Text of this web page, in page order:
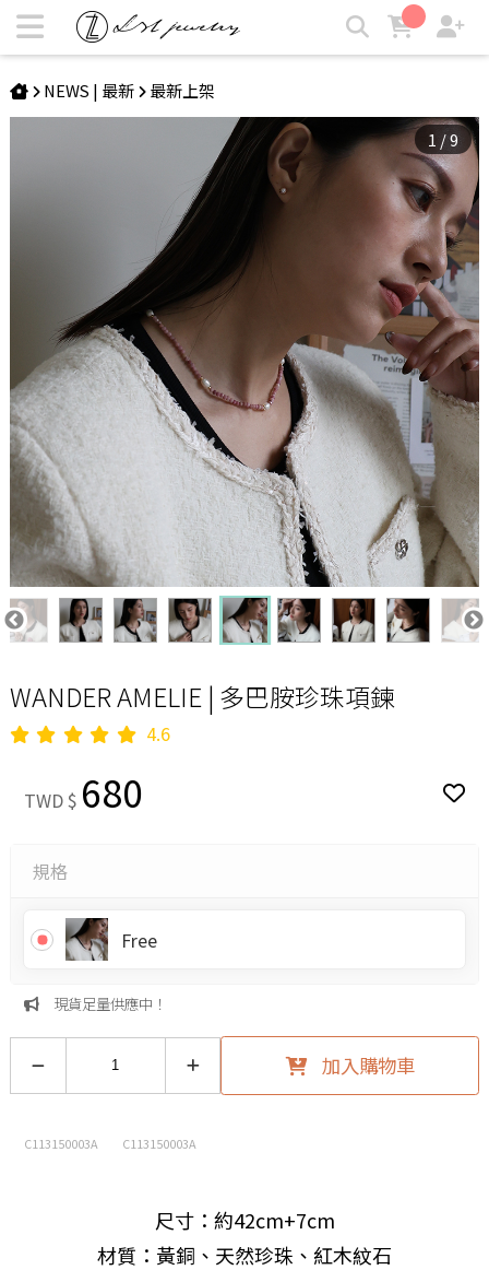
WANDER AMELIE | 多巴胺珍珠項鍊 | LZL Jewelry 輕珠寶飾
NEWS | 最新 最新上架
1 /9
WANDER AMELIE | 多巴胺珍珠項鍊
4.6
TWD $ 680
規格
Free
現貨足量供應中！
加入購物車
C113150003A C113150003A
尺寸：約42cm+7cm
材質：黃銅、天然珍珠、紅木紋石